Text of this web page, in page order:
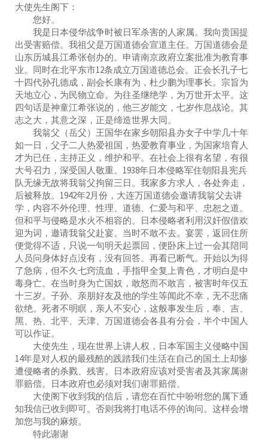
大使先生阁下：
您好。
我是日本侵华战争时被日军杀害的人家属。我向贵国提
出受害赔偿。我祖父是万国道德会宣道主任。万国道德会是
山东历城县江希张创办的。申请南京政府立案批准为教育事
业。同时在北平东市12条成立万国道德总会。正会长孔子七
十四代孙孔德成，副会长康有为，杜少鹏为理事长。宗旨为
天地立心，为民物立命。为往圣继绝学，为万世开太平。这
四句话是神童江希张说的，他三岁能文，七岁作息战论。其
志之大，其意之深，正是缔造世界大同。
我翁父（岳父）王国华在家乡朝阳县办女子中学几十年
如一日，父子二人热爱祖国，热爱教育事业，为国家培育人
才为已任，主持正义，维护和平。在社会上很有名望，有很
大号召力，深受国人敬重。1938年日本侵略军住朝阳县宪兵
队无缘无故将我翁父拘留三日。我家多方求人，各处奔走，
后被释放。1942年2月份，大连万国道德会邀请我翁父去讲
学，内容不外伦理、性理、道德、仁爱与和平、忠恕之道。
但和平与侵略是水火不相容的。日本侵略者利用汉奸假借欢
迎为词，邀请我翁父赴宴。当时不敢不去。宴罢，返回住所
便觉得不适，只说一句明天起票回，便卧床上过一会其陪同
人员问身体好点没有，没有回答。再看已断气。开始以为得
了急病，但不久七窍流血，手指甲全复上青色，才明白是中
毒身亡。在当时身为亡国奴，敢怒而不敢言，被害时年仅五
十三岁。子孙、亲朋好友及他的学生等闻此不幸，无不悲痛
欲绝。死者不明瞑，亲人不安心，这般事发生后，奉、吉、
黑、热、北平、天津、万国道德会各县有分会，半个中国人
可以作证。
大使先生，现在世界上讲人权，日本军国主义侵略中国
14年是对人权的最残酷的践踏我们生活在自己的国土上却惨
遭侵略者的杀戮、残害。日本政府应该对受害者及其家属谢
罪赔偿。日本政府也必须对我们谢罪赔偿。
大使阁下收到我的信后，请您在百忙中吩咐您的属下通
知我信已收到即可。否则我将打电话不停的询问。这样会增
加您与我的麻烦。
特此谢谢